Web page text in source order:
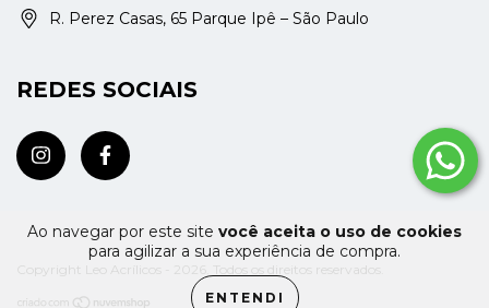
Ao navegar por este site você aceita o uso de cookies
para agilizar a sua experiência de compra.
ENTENDI
R. Perez Casas, 65 Parque Ipê – São Paulo
REDES SOCIAIS
Copyright Leo Acrílicos - 2026. Todos os direitos reservados.